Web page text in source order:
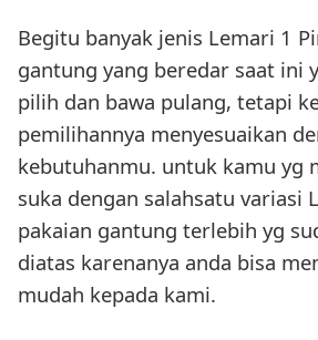
Begitu banyak jenis Lemari 1
gantung yang beredar saat ini
pilih dan bawa pulang, tetapi
pemilihannya menyesuaikan
kebutuhanmu. untuk kamu yg
suka dengan salahsatu variasi
pakaian gantung terlebih yg
diatas karenanya anda bisa
mudah kepada kami.